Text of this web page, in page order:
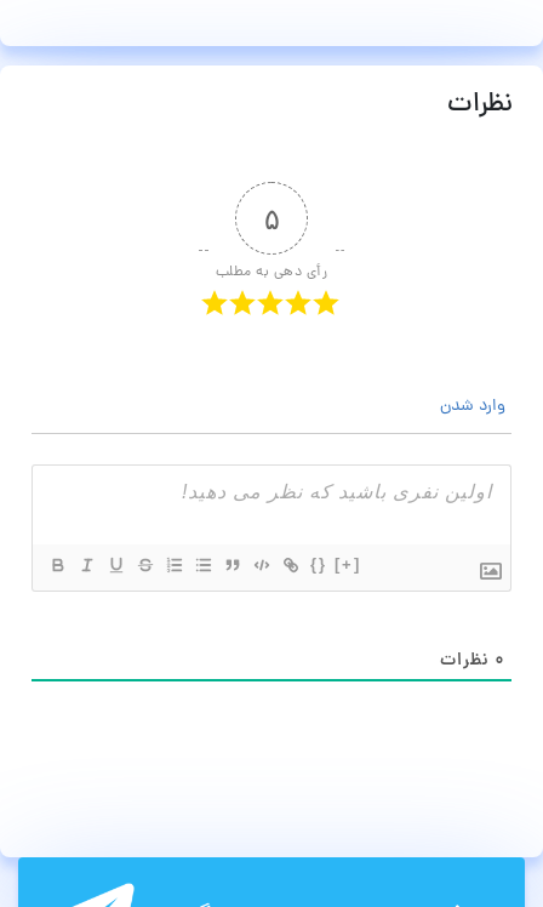
نظرات
۵
رأی دهی به مطلب
وارد شدن
{} [+]
۰ نظرات